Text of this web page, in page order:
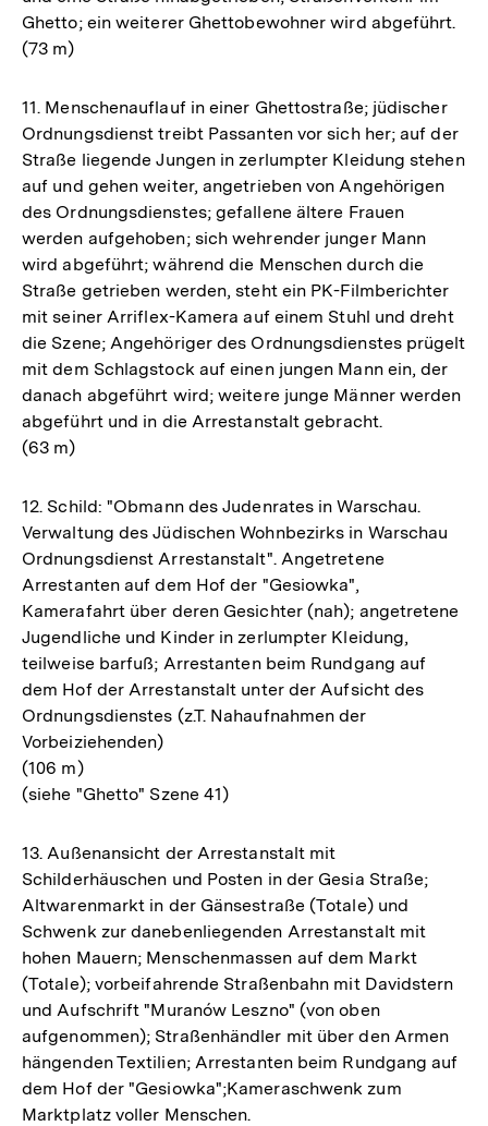
Ghetto; ein weiterer Ghettobewohner wird abgeführt.
(73 m)
11. Menschenauflauf in einer Ghettostraße; jüdischer
Ordnungsdienst treibt Passanten vor sich her; auf der
Straße liegende Jungen in zerlumpter Kleidung stehen
auf und gehen weiter, angetrieben von Angehörigen
des Ordnungsdienstes; gefallene ältere Frauen
werden aufgehoben; sich wehrender junger Mann
wird abgeführt; während die Menschen durch die
Straße getrieben werden, steht ein PK-Filmberichter
mit seiner Arriflex-Kamera auf einem Stuhl und dreht
die Szene; Angehöriger des Ordnungsdienstes prügelt
mit dem Schlagstock auf einen jungen Mann ein, der
danach abgeführt wird; weitere junge Männer werden
abgeführt und in die Arrestanstalt gebracht.
(63 m)
12. Schild: "Obmann des Judenrates in Warschau.
Verwaltung des Jüdischen Wohnbezirks in Warschau
Ordnungsdienst Arrestanstalt". Angetretene
Arrestanten auf dem Hof der "Gesiowka",
Kamerafahrt über deren Gesichter (nah); angetretene
Jugendliche und Kinder in zerlumpter Kleidung,
teilweise barfuß; Arrestanten beim Rundgang auf
dem Hof der Arrestanstalt unter der Aufsicht des
Ordnungsdienstes (z.T. Nahaufnahmen der
Vorbeiziehenden)
(106 m)
(siehe "Ghetto" Szene 41)
13. Außenansicht der Arrestanstalt mit
Schilderhäuschen und Posten in der Gesia Straße;
Altwarenmarkt in der Gänsestraße (Totale) und
Schwenk zur danebenliegenden Arrestanstalt mit
hohen Mauern; Menschenmassen auf dem Markt
(Totale); vorbeifahrende Straßenbahn mit Davidstern
und Aufschrift "Muranów Leszno" (von oben
aufgenommen); Straßenhändler mit über den Armen
hängenden Textilien; Arrestanten beim Rundgang auf
dem Hof der "Gesiowka";Kameraschwenk zum
Marktplatz voller Menschen.